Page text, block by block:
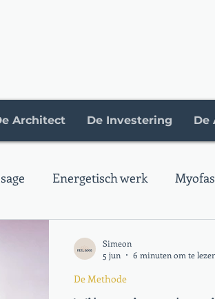
Architect De Investering De
Energetisch werk
De Methode
Simeon
5 jun
6 minuten om te